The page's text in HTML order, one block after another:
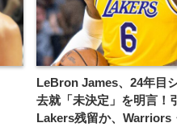
LeBron James、24年目
去就「未決定」を明言！
Lakers残留か、Warriors